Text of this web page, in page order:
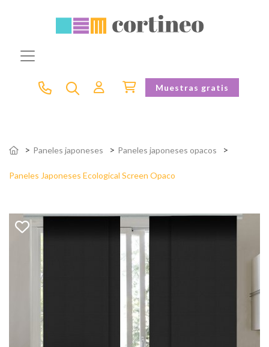
Muestras gratis
Paneles japoneses Paneles japoneses opacos
Paneles Japoneses Ecological Screen Opaco